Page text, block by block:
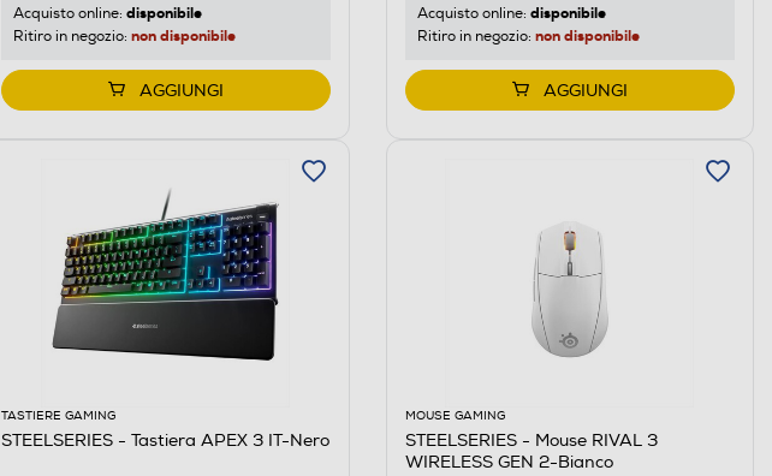
Acquisto online: disponibile
Ritiro in negozio: non disponibile
AGGIUNGI
Acquisto online: disponibile
Ritiro in negozio: non disponibile
AGGIUNGI
TASTIERE GAMING
STEELSERIES - Tastiera APEX 3 IT-Nero
MOUSE GAMING
STEELSERIES - Mouse RIVAL 3
WIRELESS GEN 2-Bianco